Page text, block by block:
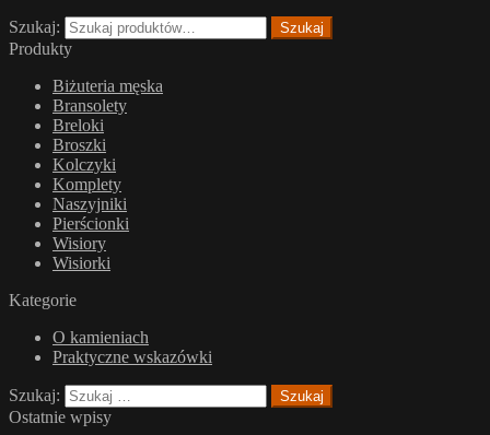
Szukaj: Szukaj
Produkty
Biżuteria męska
Bransolety
Breloki
Broszki
Kolczyki
Komplety
Naszyjniki
Pierścionki
Wisiory
Wisiorki
Kategorie
O kamieniach
Praktyczne wskazówki
Szukaj:
Ostatnie wpisy